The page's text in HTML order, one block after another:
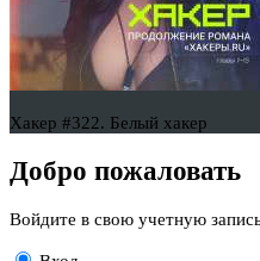
Хакер #322. Белый хакер
Добро пожаловать
Войдите в свою учетную